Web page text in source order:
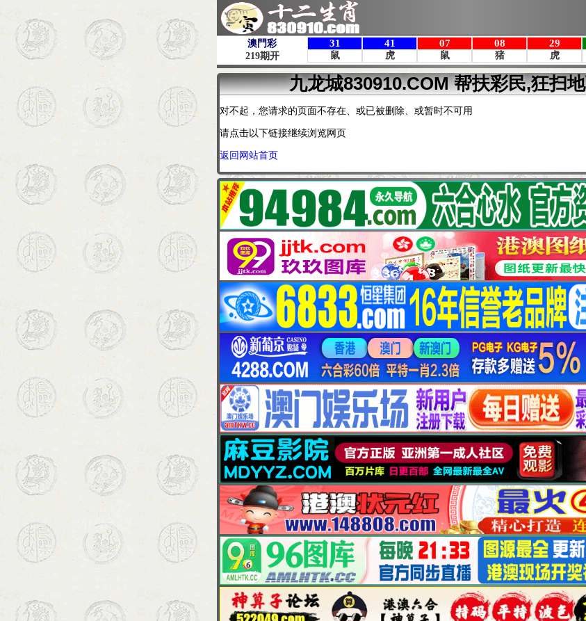
九龙城830910.COM 帮扶彩民,狂扫
对不起，您请求的页面不存在、或已被删除、或暂时不可用
请点击以下链接继续浏览网页
返回网站首页